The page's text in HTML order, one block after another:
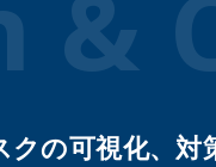
システム リスク診断
の可視化、対